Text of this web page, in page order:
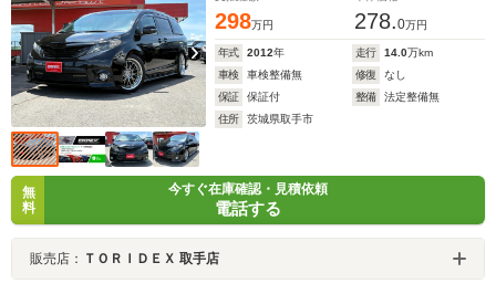
298万円 278.0万円
年式 2012年 走行 14.0万km
車検
車検整備無 修復
なし
保証
保証付 整備
法定整備無
住所
茨城県取手市
無
料
今すぐ在庫確認・見積依頼
電話する
販売店： ＴＯＲＩＤＥＸ 取手店